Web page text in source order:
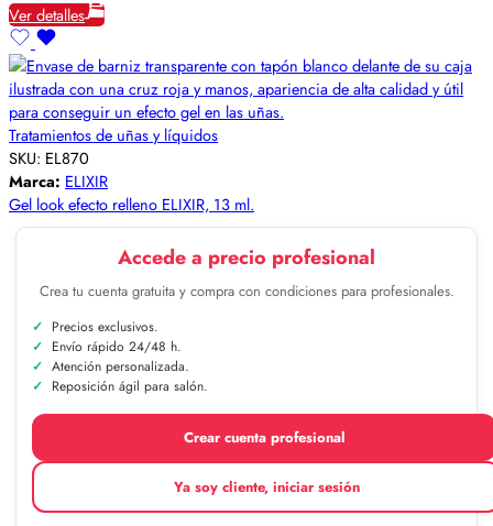
Ver detalles
Tratamientos de uñas y líquidos
SKU: EL870
Marca: ELIXIR
Gel look efecto relleno ELIXIR, 13 ml.
Accede a precio profesional
Crea tu cuenta gratuita y compra con condiciones para profesionales.
Precios exclusivos.
Envío rápido 24/48 h.
Atención personalizada.
Reposición ágil para salón.
Crear cuenta profesional
Ya soy cliente, iniciar sesión